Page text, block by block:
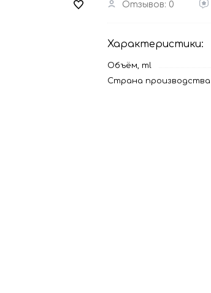
Отзывов: 0
Характеристики:
Объём, ml
Страна производства